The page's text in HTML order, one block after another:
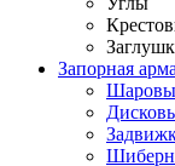
Запорная